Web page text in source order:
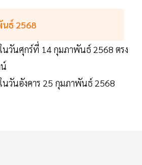
ธ์ 2568
นวันศุกร์ที่ 14 กุมภาพันธ์ 2568 ตรง
นวันอังคาร 25 กุมภาพันธ์ 2568